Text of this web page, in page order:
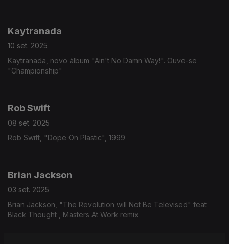
Kaytranada
10 set. 2025
Kaytranada, novo álbum "Ain't No Damn Way!". Ouve-se
"Championship"
Rob Swift
08 set. 2025
Rob Swift, "Dope On Plastic", 1999
Brian Jackson
03 set. 2025
Brian Jackson, "The Revolution will Not Be Televised" feat
Black Thought , Masters At Work remix